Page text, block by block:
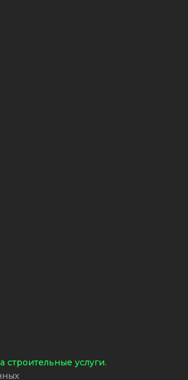
строительные услуги.